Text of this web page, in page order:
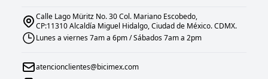
Calle Lago Müritz No. 30 Col. Mariano Escobedo,
CP:11310 Alcaldía Miguel Hidalgo, Ciudad de México. CDMX.
Lunes a viernes 7am a 6pm / Sábados 7am a 2pm
atencionclientes@bicimex.com